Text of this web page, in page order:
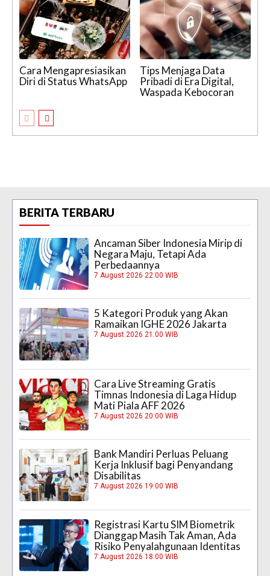
Cara Mengapresiasikan
Diri di Status WhatsApp
Tips Menjaga Data
Pribadi di Era Digital,
Waspada Kebocoran
BERITA TERBARU
Ancaman Siber Indonesia Mirip di
Negara Maju, Tetapi Ada
Perbedaannya
7 August 2026 22:00 WIB
5 Kategori Produk yang Akan
Ramaikan IGHE 2026 Jakarta
7 August 2026 21:00 WIB
Cara Live Streaming Gratis
Timnas Indonesia di Laga Hidup
Mati Piala AFF 2026
7 August 2026 20:00 WIB
Bank Mandiri Perluas Peluang
Kerja Inklusif bagi Penyandang
Disabilitas
7 August 2026 19:00 WIB
Registrasi Kartu SIM Biometrik
Dianggap Masih Tak Aman, Ada
Risiko Penyalahgunaan Identitas
7 August 2026 18:00 WIB